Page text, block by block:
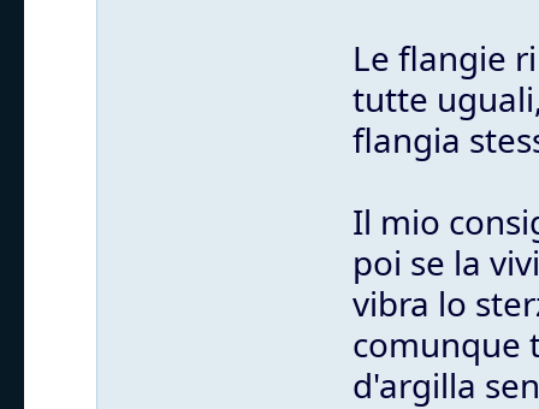
Le flangie
tutte
flangia
Il mio
poi se la
vibra lo
comunque
d'argilla